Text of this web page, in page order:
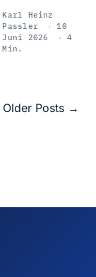
Karl Heinz
Passler
10
Juni 2026
4
Min.
Older Posts →